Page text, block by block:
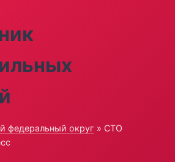
федеральный округ » СТО